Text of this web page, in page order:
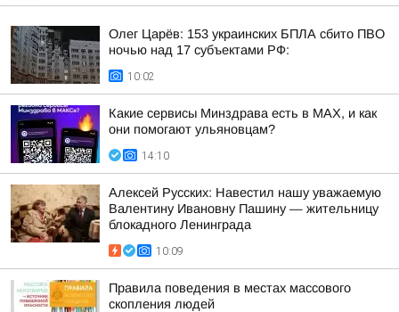
Олег Царёв: 153 украинских БПЛА сбито ПВО
ночью над 17 субъектами РФ:
10:02
Какие сервисы Минздрава есть в МАХ, и как
они помогают ульяновцам?
14:10
Алексей Русских: Навестил нашу уважаемую
Валентину Ивановну Пашину — жительницу
блокадного Ленинграда
10:09
Правила поведения в местах массового
скопления людей